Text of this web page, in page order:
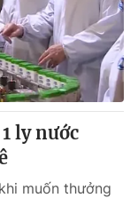
ly nước
muốn thưởng